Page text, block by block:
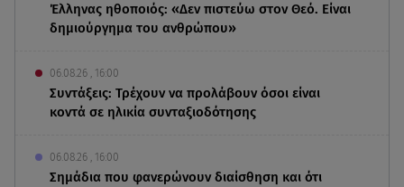
Έλληνας ηθοποιός: «Δεν πιστεύω στον Θεό. Είναι
δημιούργημα του ανθρώπου»
06.08.26 , 16:00
Συντάξεις: Τρέχουν να προλάβουν όσοι είναι
κοντά σε ηλικία συνταξιοδότησης
06.08.26 , 16:00
Σημάδια που φανερώνουν διαίσθηση και ότι